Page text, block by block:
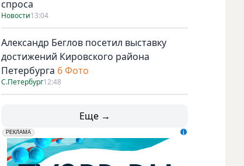
спроса
Новости13:04
Александр Беглов посетил выставку
достижений Кировского района
Петербурга 6 Фото
С.Петербург12:48
Еще →
erid: LdtCK5udn
РЕКЛАМА
АО "ГАТР", ИНН: 7841320717